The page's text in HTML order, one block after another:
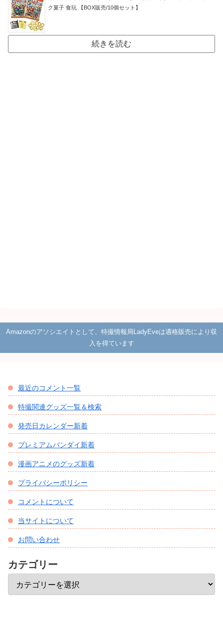
ク菓子 食玩 【BOX販売/10個セット】
続きを読む
Amazonのアソシエイトとして、特撮情報局LadyEveは適格販売により収
入を得ています
最近のコメント一覧
特撮関連グッズ一覧＆検索
発売日カレンダー新着
プレミアムバンダイ新着
漫画アニメのグッズ新着
プライバシーポリシー
コメントについて
当サイトについて
お問い合わせ
カテゴリー